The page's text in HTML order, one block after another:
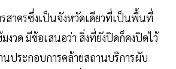
สาครซึ่งเป็นจังหวัดเดียวที่เป็นพื้นที่
งวด มีข้อเสนอว่า สิ่งที่ยังปิดก็คงปิดไว้
ประกอบการคล้ายสถานบริการผับ